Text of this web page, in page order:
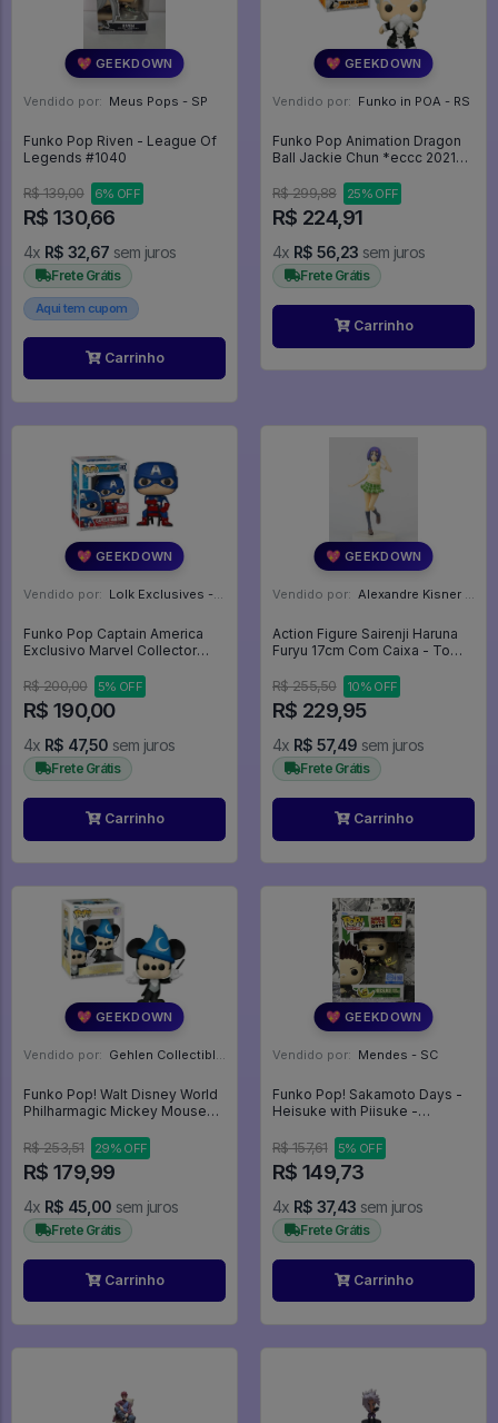
💖 GEEKDOWN
Vendido por: Meus Pops - SP
Funko Pop Riven - League Of
Legends #1040
R$ 139,00 6% OFF
R$ 130,66
4x R$ 32,67 sem juros
Frete Grátis
Aqui tem cupom
Carrinho
💖 GEEKDOWN
Vendido por: Funko in POA - RS
Funko Pop Animation Dragon
Ball Jackie Chun *eccc 2021*
Animation #848
R$ 299,88 25% OFF
R$ 224,91
4x R$ 56,23 sem juros
Frete Grátis
Carrinho
💖 GEEKDOWN
Vendido por: Lolk Exclusives - SP
Funko Pop Captain America
Exclusivo Marvel Collector
R$ 200,00
5% OFF
R$ 190,00
4x R$ 47,50 sem juros
Frete Grátis
Carrinho
💖 GEEKDOWN
Vendido por: Alexandre Kisner - PR
Action Figure Sairenji Haruna
Furyu 17cm Com Caixa - To
R$ 255,50
10% OFF
R$ 229,95
4x R$ 57,49 sem juros
Frete Grátis
Carrinho
💖 GEEKDOWN
Vendido por: Gehlen Collectibles - RS
Funko Pop! Walt Disney World
Philharmagic Mickey Mouse
#1167
R$ 253,51 29% OFF
R$ 179,99
4x R$ 45,00 sem juros
Frete Grátis
Carrinho
💖 GEEKDOWN
Vendido por: Mendes - SC
Funko Pop! Sakamoto Days -
Heisuke with Piisuke -
R$ 157,61
5% OFF
R$ 149,73
4x R$ 37,43 sem juros
Frete Grátis
Carrinho